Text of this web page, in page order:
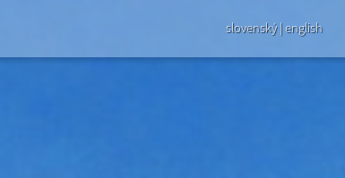
slovenský|english